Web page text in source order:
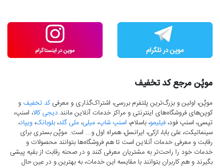
موپُن مرجع کد تخفیف
موپُن، اولین و بزرگ‌ترین پلتفرم بررسی، اشتراک‌گذاری و معرفیکد تخفیف و
کوپن‌های فروشگاه‌های اینترنتی و مراکز خدمات آنلاین مانند دیجی کالا، اسنپ،
تپسی، اسنپ فود، فیلیمو، باسلام، اسنپ شاپ، میلی، ملی گلد، بلوبانک، ویپاد،
سینماتیکت، علی بابا، ازکی، ایرانسل، همراه اول و... است. موپُن بستری برای
رقابت و معرفی خدمات آنلاین است تا هم فروشگاه‌ها بتوانند محصولات و
خدمات خود را راحت‌تر به مشتریان معرفی کنند و در صحنه رقابت از بقیه پیشی
بگیرند و هم کاربران بتوانند با مقایسه این خدمات، به بهترین و در عین حال